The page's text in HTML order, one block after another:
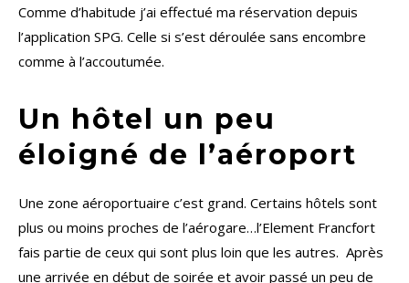
Comme d’habitude j’ai effectué ma réservation depuis
l’application SPG. Celle si s’est déroulée sans encombre
comme à l’accoutumée.
Un hôtel un peu
éloigné de l’aéroport
Une zone aéroportuaire c’est grand. Certains hôtels sont
plus ou moins proches de l’aérogare…l’Element Francfort
fais partie de ceux qui sont plus loin que les autres. Après
une arrivée en début de soirée et avoir passé un peu de